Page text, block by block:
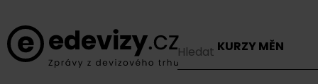
KURZY MĚN